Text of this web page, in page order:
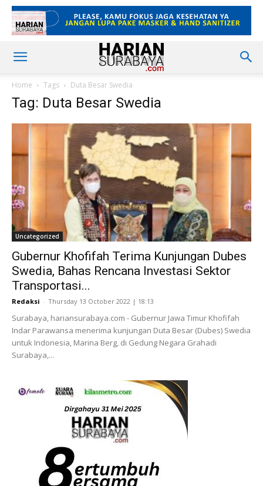
Home Tags Duta Besar Swedia
Tag: Duta Besar Swedia
Uncategorized
Gubernur Khofifah Terima Kunjungan Dubes
Swedia, Bahas Rencana Investasi Sektor
Transportasi...
Redaksi - Thursday 13 October 2022 | 18:13
Surabaya, hariansurabaya.com - Gubernur Jawa Timur Khofifah
Indar Parawansa menerima kunjungan Duta Besar (Dubes) Swedia
untuk Indonesia, Marina Berg, di Gedung Negara Grahadi
Surabaya,...